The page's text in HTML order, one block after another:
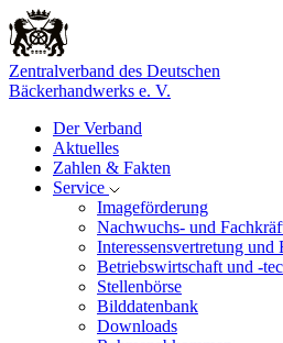
Zentralverband des Deutschen
Bäckerhandwerks e. V.
Der Verband
Aktuelles
Zahlen & Fakten
Service
Imageförderung
Nachwuchs- und
Interessensvertretung und
Betriebswirtschaft und -
Stellenbörse
Bilddatenbank
Downloads